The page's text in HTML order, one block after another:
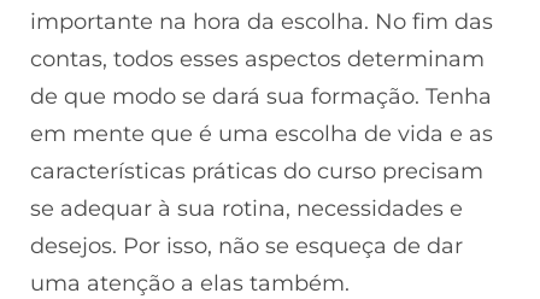
importante na hora da escolha. No fim das
contas, todos esses aspectos determinam
de que modo se dará sua formação. Tenha
em mente que é uma escolha de vida e as
características práticas do curso precisam
se adequar à sua rotina, necessidades e
desejos. Por isso, não se esqueça de dar
uma atenção a elas também.